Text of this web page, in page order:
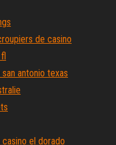
de casino
antonio texas
el dorado